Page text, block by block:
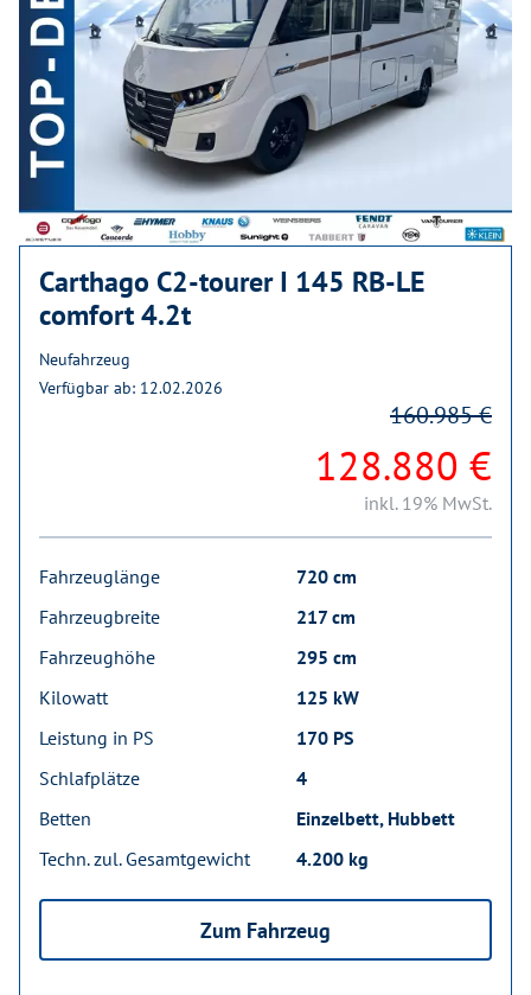
Carthago C2-tourer I 145 RB-LE
comfort 4.2t
Neufahrzeug
Verfügbar ab: 12.02.2026
128.880 €
160.985 €
inkl. 19% MwSt.
Fahrzeuglänge
720 cm
Fahrzeugbreite
217 cm
Fahrzeughöhe
295 cm
Kilowatt
125 kW
Leistung in PS
170 PS
Schlafplätze
4
Betten
Einzelbett, Hubbett
Techn. zul. Gesamtgewicht
4.200 kg
Zum Fahrzeug